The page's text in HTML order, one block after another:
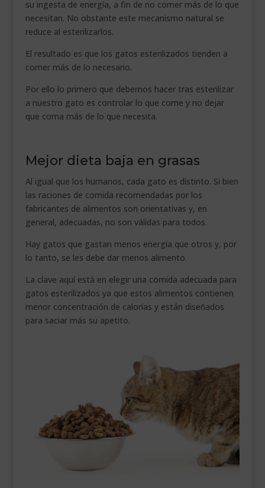
su ingesta de energía, a fin de no comer más de lo que
necesitan. No obstante este mecanismo natural se
reduce al esterilizarlos.
El resultado es que los gatos esterilizados tienden a
comer más de lo necesario.
Por ello lo primero que debemos hacer tras esterilizar
a nuestro gato es controlar lo que come y no dejar
que coma más de lo que necesita.
Mejor dieta baja en grasas
Al igual que los humanos, cada gato es distinto. Si bien
las raciones de comida recomendadas por los
fabricantes de alimentos son orientativas y, en
general, adecuadas, no son válidas para todos.
Hay gatos que gastan menos energía que otros y, por
lo tanto, se les debe dar menos alimento.
La clave aquí está en elegir una comida adecuada para
gatos esterilizados ya que estos alimentos contienen
menor concentración de calorías y están diseñados
para saciar más su apetito.